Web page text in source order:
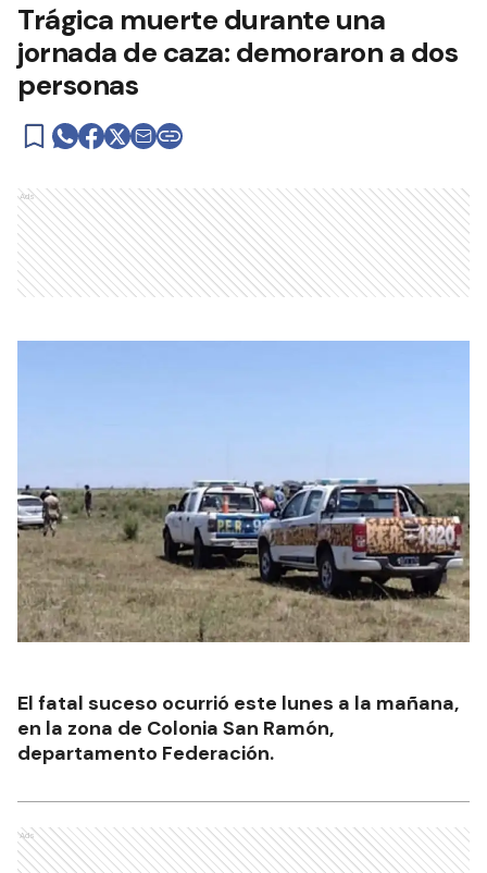
Trágica muerte durante una
jornada de caza: demoraron a dos
personas
Ads
El fatal suceso ocurrió este lunes a la mañana,
en la zona de Colonia San Ramón,
departamento Federación.
Ads